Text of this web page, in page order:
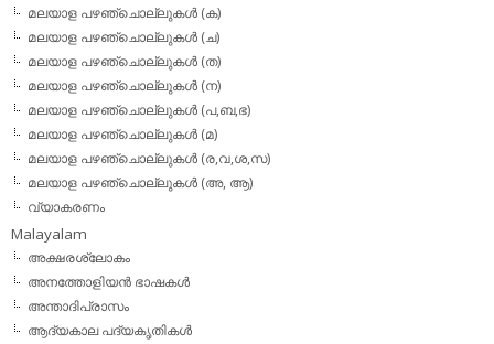
മലയാള പഴഞ്ചൊല്ലുകള്‍ (ക)
മലയാള പഴഞ്ചൊല്ലുകള്‍ (ച)
മലയാള പഴഞ്ചൊല്ലുകള്‍ (ത)
മലയാള പഴഞ്ചൊല്ലുകള്‍ (ന)
മലയാള പഴഞ്ചൊല്ലുകള്‍ (പ,ബ,ഭ)
മലയാള പഴഞ്ചൊല്ലുകള്‍ (മ)
മലയാള പഴഞ്ചൊല്ലുകള്‍ (ര,വ,ശ,സ)
മലയാള പഴഞ്ചൊല്ലുകൾ (അ, ആ)
വ്യാകരണം
Malayalam
അക്ഷരശ്ലോകം
അനത്തോളിയന്‍ ഭാഷകള്‍
അന്താദിപ്രാസം
ആദ്യകാല പദ്യകൃതികള്‍